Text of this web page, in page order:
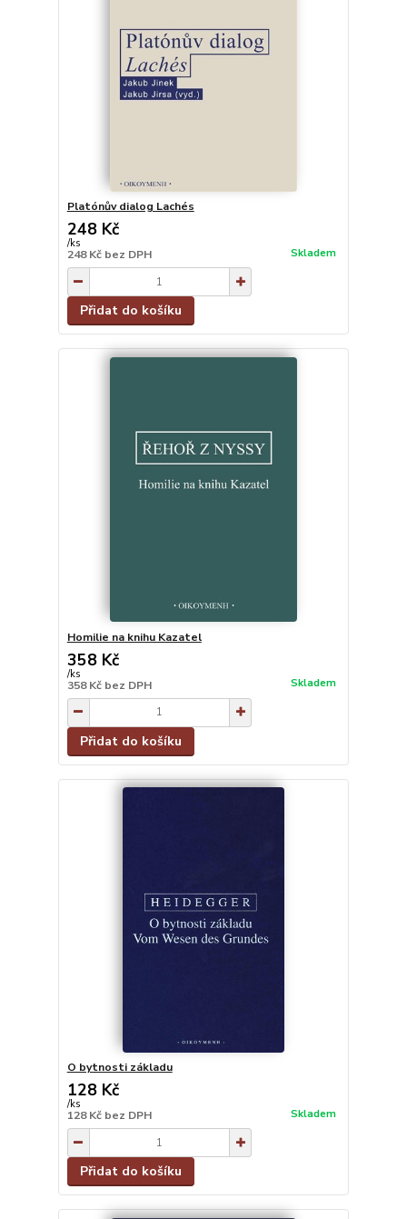
Platónův dialog Lachés
248 Kč
/ks
248 Kč bez DPH Skladem
Přidat do košíku
Homilie na knihu Kazatel
358 Kč
/ks
358 Kč bez DPH Skladem
Přidat do košíku
O bytnosti základu
128 Kč
/ks
128 Kč bez DPH Skladem
Přidat do košíku